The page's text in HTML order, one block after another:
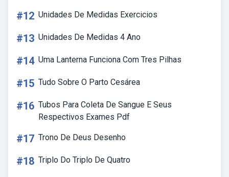
#12 Unidades De Medidas Exercicios
#13 Unidades De Medidas 4 Ano
#14 Uma Lanterna Funciona Com Tres Pilhas
#15 Tudo Sobre O Parto Cesárea
#16 Tubos Para Coleta De Sangue E Seus
Respectivos Exames Pdf
#17 Trono De Deus Desenho
#18 Triplo Do Triplo De Quatro